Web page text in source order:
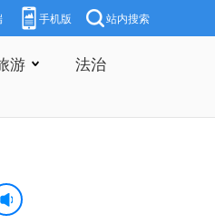
手机版 站内搜索
游
法治